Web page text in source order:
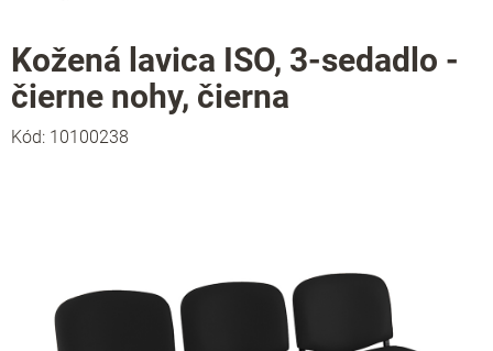
Kožená lavica ISO, 3-sedadlo -
čierne nohy, čierna
Kód: 10100238